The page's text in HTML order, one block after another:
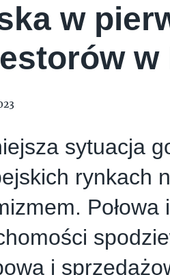
w
w
sytuacja
rynkach
i